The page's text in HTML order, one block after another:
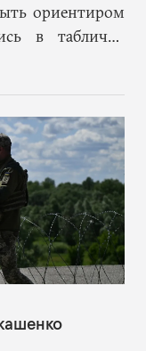
ориентиром
в табличку
для